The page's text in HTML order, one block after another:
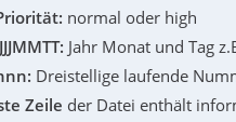
normal oder high
Jahr Monat und Tag
Dreistellige laufende
Zeile der Datei enthält